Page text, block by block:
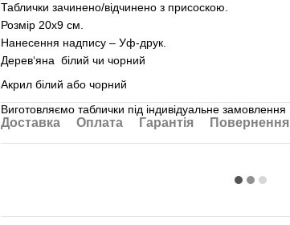
Таблички зачинено/відчинено з присоскою.
Розмір 20х9 см.
Нанесення надпису – Уф-друк.
Дерев‘яна білий чи чорний
Акрил білий або чорний
Виготовляємо таблички під індивідуальне замовлення
Доставка Оплата Гарантія Повернення